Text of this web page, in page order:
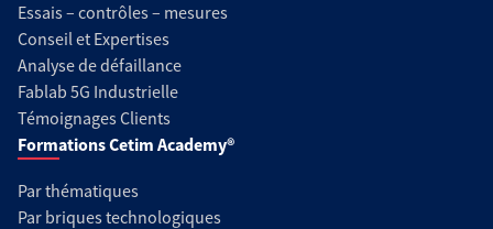
Essais – contrôles – mesures
Conseil et Expertises
Analyse de défaillance
Fablab 5G Industrielle
Témoignages Clients
Formations Cetim Academy®
Par thématiques
Par briques technologiques